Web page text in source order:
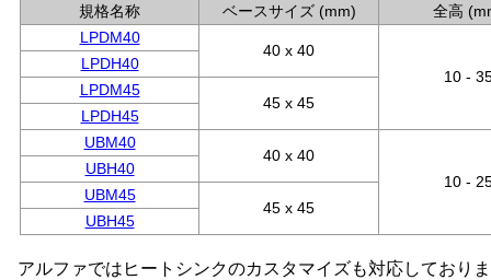
規格名称 ベースサイズ (mm)
全高
LPDM40
40 x 40
10 -
LPDH40
LPDM45
45 x 45
LPDH45
UBM40
40 x 40
10 -
UBH40
UBM45
45 x 45
UBH45
アルファではヒートシンクのカスタマイズも対応しており